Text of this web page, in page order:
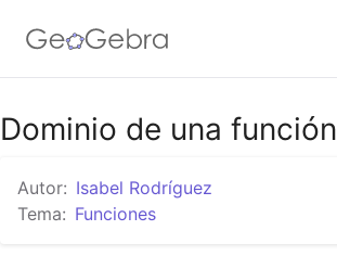
Google Classroom
GeoGebra Classroom
Dominio de una función
Autor: Isabel Rodríguez
Tema: Funciones